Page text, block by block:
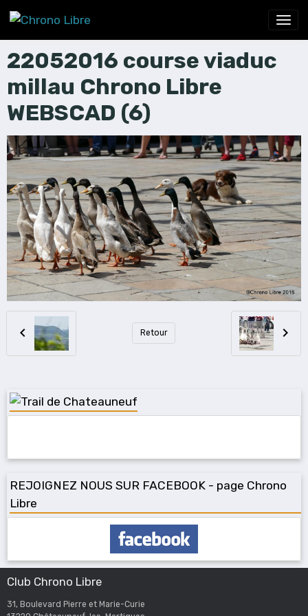
22052016 course viaduc
millau Chrono Libre
WEBSCAD (6)
Retour
REJOIGNEZ NOUS SUR FACEBOOK - page Chrono
Libre
Club Chrono Libre
31, Boulevard Pierre et Marie-Curie